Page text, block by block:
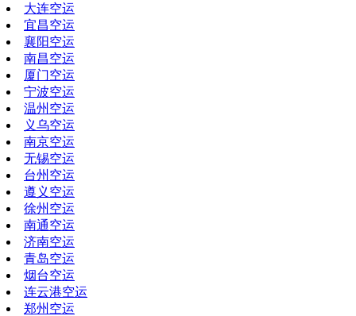
大连空运
宜昌空运
襄阳空运
南昌空运
厦门空运
宁波空运
温州空运
义乌空运
南京空运
无锡空运
台州空运
遵义空运
徐州空运
南通空运
济南空运
青岛空运
烟台空运
连云港空运
郑州空运